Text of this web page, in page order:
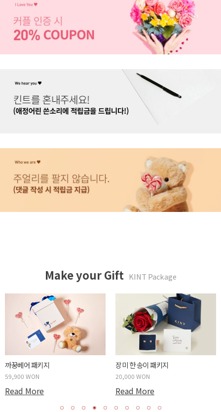
Make your Gift KINT Package
두근두근 박스 패키지
59,900 WON
Read More
사랑하는 당신에게 패키지
20,000 WON
Read More